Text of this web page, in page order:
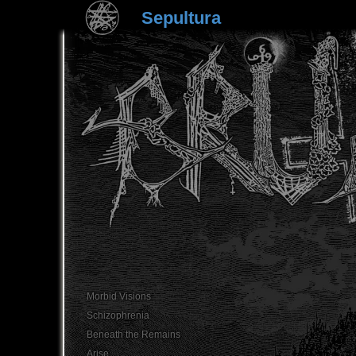
Sepultura
Morbid Visions
Schizophrenia
Beneath the Remains
Arise